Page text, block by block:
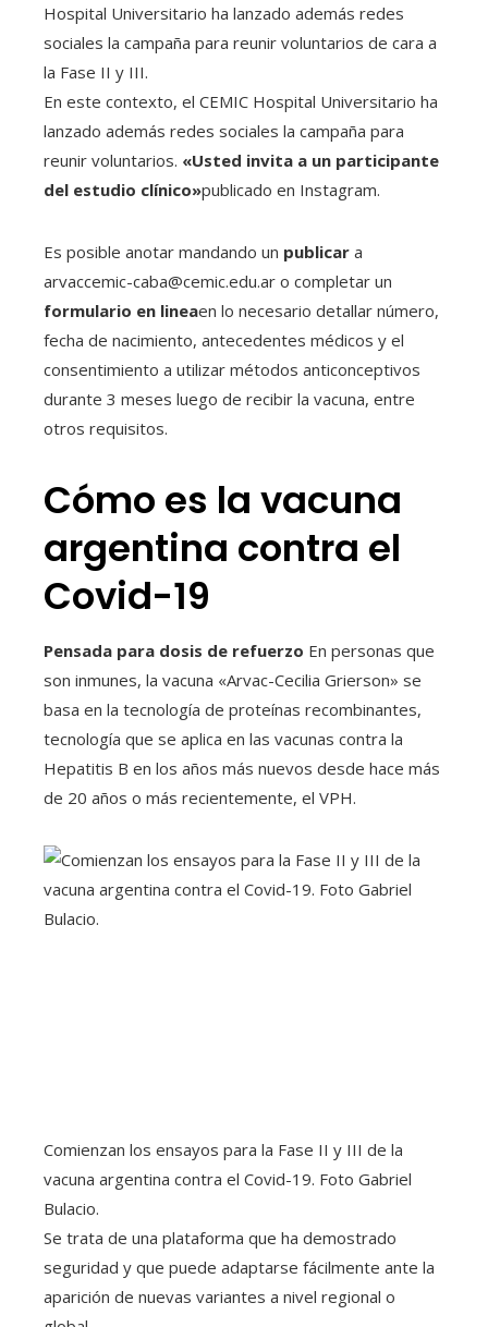
Hospital Universitario ha lanzado además redes
sociales la campaña para reunir voluntarios de cara a
la Fase II y III.
En este contexto, el CEMIC Hospital Universitario ha
lanzado además redes sociales la campaña para
reunir voluntarios. «Usted invita a un participante
del estudio clínico»publicado en Instagram.
Es posible anotar mandando un publicar a
arvaccemic-caba@cemic.edu.ar o completar un
formulario en lineaen lo necesario detallar número,
fecha de nacimiento, antecedentes médicos y el
consentimiento a utilizar métodos anticonceptivos
durante 3 meses luego de recibir la vacuna, entre
otros requisitos.
Cómo es la vacuna
argentina contra el
Covid-19
Pensada para dosis de refuerzo En personas que
son inmunes, la vacuna «Arvac-Cecilia Grierson» se
basa en la tecnología de proteínas recombinantes,
tecnología que se aplica en las vacunas contra la
Hepatitis B en los años más nuevos desde hace más
de 20 años o más recientemente, el VPH.
Comienzan los ensayos para la Fase II y III de la
vacuna argentina contra el Covid-19. Foto Gabriel
Bulacio.
Se trata de una plataforma que ha demostrado
seguridad y que puede adaptarse fácilmente ante la
aparición de nuevas variantes a nivel regional o